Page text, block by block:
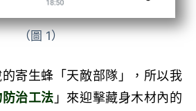
（圖 1）
寄生蜂「天敵部隊」，所以我
治工法 」來迎擊藏身木材內的